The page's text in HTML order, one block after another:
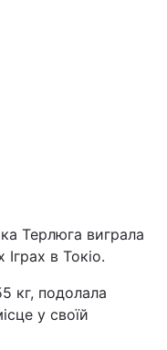
Терлюга виграла
в Токіо.
кг, подолала
у своїй